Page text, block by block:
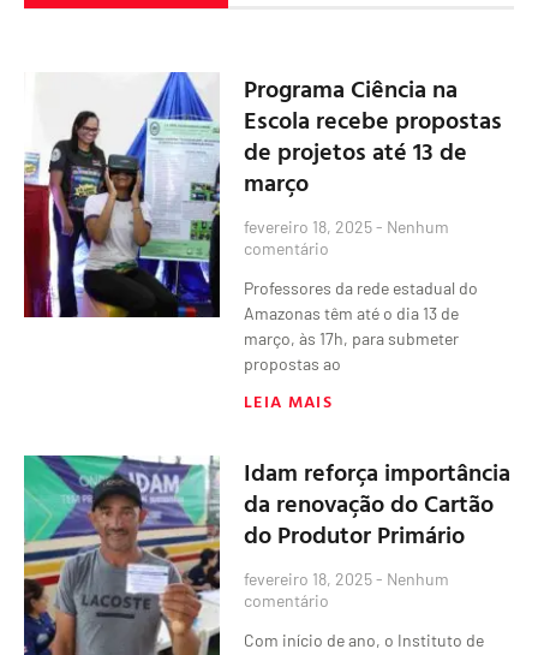
Programa Ciência na
Escola recebe propostas
de projetos até 13 de
março
fevereiro 18, 2025 Nenhum
comentário
Professores da rede estadual do
Amazonas têm até o dia 13 de
março, às 17h, para submeter
propostas ao
LEIA MAIS
Idam reforça importância
da renovação do Cartão
do Produtor Primário
fevereiro 18, 2025 Nenhum
comentário
Com início de ano, o Instituto de